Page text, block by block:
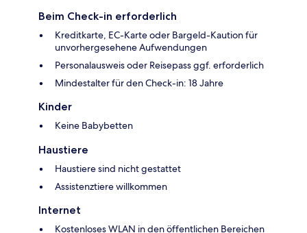
Beim Check-in erforderlich
Kreditkarte, EC-Karte oder Bargeld-Kaution für
unvorhergesehene Aufwendungen
Personalausweis oder Reisepass ggf. erforderlich
Mindestalter für den Check-in: 18 Jahre
Kinder
Keine Babybetten
Haustiere
Haustiere sind nicht gestattet
Assistenztiere willkommen
Internet
Kostenloses WLAN in den öffentlichen Bereichen